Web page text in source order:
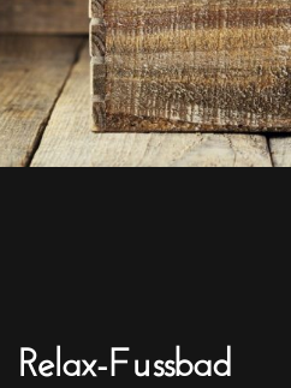
Relax-Fussbad